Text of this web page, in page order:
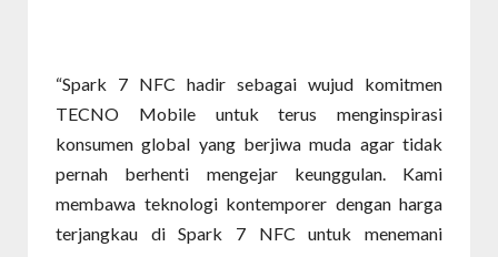
“Spark 7 NFC hadir sebagai wujud komitmen
TECNO Mobile untuk terus menginspirasi
konsumen global yang berjiwa muda agar tidak
pernah berhenti mengejar keunggulan. Kami
membawa teknologi kontemporer dengan harga
terjangkau di Spark 7 NFC untuk menemani